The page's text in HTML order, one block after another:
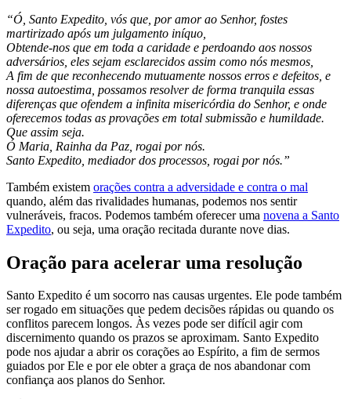
“Ó, Santo Expedito, vós que, por amor ao Senhor, fostes
martirizado após um julgamento iníquo,
Obtende-nos que em toda a caridade e perdoando aos nossos
adversários, eles sejam esclarecidos assim como nós mesmos,
A fim de que reconhecendo mutuamente nossos erros e defeitos, e
nossa autoestima, possamos resolver de forma tranquila essas
diferenças que ofendem a infinita misericórdia do Senhor, e onde
oferecemos todas as provações em total submissão e humildade.
Que assim seja.
Ó Maria, Rainha da Paz, rogai por nós.
Santo Expedito, mediador dos processos, rogai por nós.”
Também existem orações contra a adversidade e contra o mal
quando, além das rivalidades humanas, podemos nos sentir
vulneráveis, fracos. Podemos também oferecer uma novena a Santo
Expedito, ou seja, uma oração recitada durante nove dias.
Oração para acelerar uma resolução
Santo Expedito é um socorro nas causas urgentes. Ele pode também
ser rogado em situações que pedem decisões rápidas ou quando os
conflitos parecem longos. Às vezes pode ser difícil agir com
discernimento quando os prazos se aproximam. Santo Expedito
pode nos ajudar a abrir os corações ao Espírito, a fim de sermos
guiados por Ele e por ele obter a graça de nos abandonar com
confiança aos planos do Senhor.